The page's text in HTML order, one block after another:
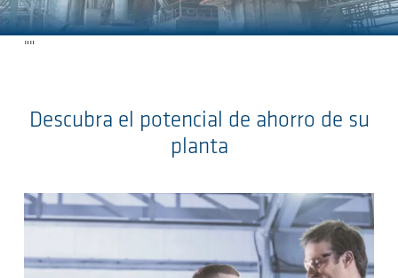
Salta al contenuto principale
""
Descubra el potencial de ahorro de su
planta